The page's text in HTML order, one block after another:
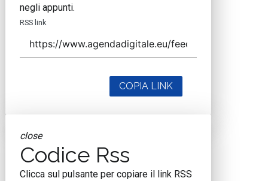
negli appunti.
RSS link
COPIA LINK
close
Codice Rss
Clicca sul pulsante per copiare il link RSS